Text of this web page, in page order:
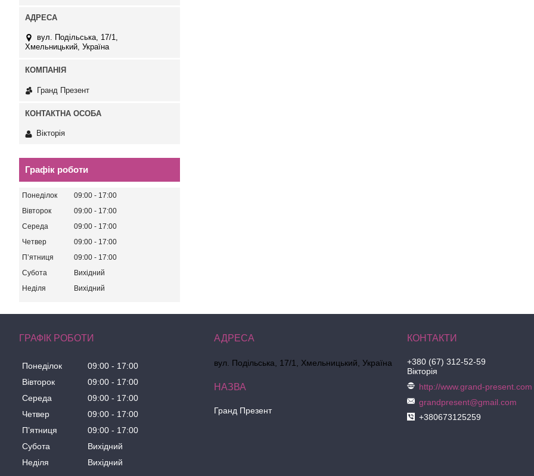
вул. Подільська, 17/1,
Хмельницький, Україна
Гранд Презент
Вікторія
Графік роботи
Понеділок 09:00
17:00
Вівторок
09:00
17:00
Середа
09:00
17:00
Четвер
09:00
17:00
Пʼятниця
09:00
17:00
Субота
Вихідний
Неділя
Вихідний
ГРАФІК РОБОТИ
Понеділок 09:00
17:00
Вівторок
09:00
17:00
Середа
09:00
17:00
Четвер
09:00
17:00
Пʼятниця
09:00
17:00
Субота
Вихідний
Неділя
Вихідний
вул. Подільська, 17/1, Хмельницький, Україна
Гранд Презент
+380 (67) 312-52-59
Вікторія
http://www.grand-present.com
grandpresent@gmail.com
+380673125259